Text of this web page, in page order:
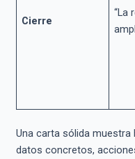
Cierre
“La
Una carta sólida muestra
datos concretos,